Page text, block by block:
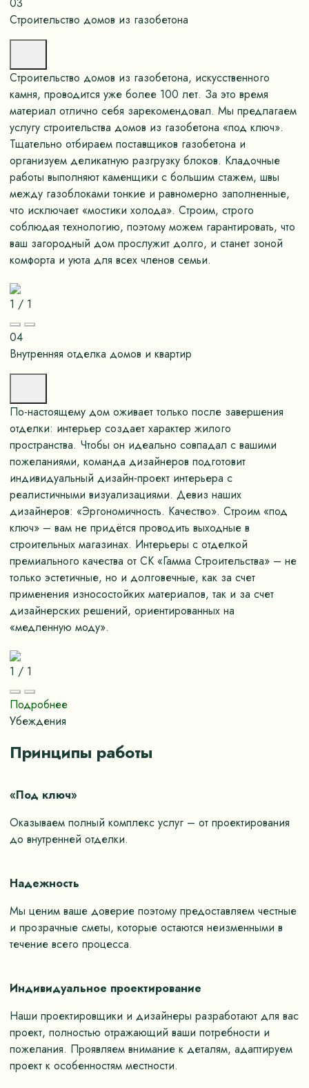
Строительство домов из газобетона
Строительство домов из газобетона, искусственного
камня, проводится уже более 100 лет. За это время
материал отлично себя зарекомендовал. Мы предлагаем
услугу строительства домов из газобетона «под ключ».
Тщательно отбираем поставщиков газобетона и
организуем деликатную разгрузку блоков. Кладочные
работы выполняют каменщики с большим стажем, швы
между газоблоками тонкие и равномерно заполненные,
что исключает «мостики холода». Строим, строго
соблюдая технологию, поэтому можем гарантировать, что
ваш загородный дом прослужит долго, и станет зоной
комфорта и уюта для всех членов семьи.
1 / 1
04
Внутренняя отделка домов и квартир
По-настоящему дом оживает только после завершения
отделки: интерьер создает характер жилого
пространства. Чтобы он идеально совпадал с вашими
пожеланиями, команда дизайнеров подготовит
индивидуальный дизайн-проект интерьера с
реалистичными визуализациями. Девиз наших
дизайнеров: «Эргономичность. Качество». Строим «под
ключ» – вам не придётся проводить выходные в
строительных магазинах. Интерьеры с отделкой
премиального качества от СК «Гамма Строительства» – не
только эстетичные, но и долговечные, как за счет
применения износостойких материалов, так и за счет
дизайнерских решений, ориентированных на
«медленную моду».
1 / 1
Подробнее
Убеждения
Принципы работы
«Под ключ»
Оказываем полный комплекс услуг – от проектирования
до внутренней отделки.
Надежность
Мы ценим ваше доверие поэтому предоставляем честные
и прозрачные сметы, которые остаются неизменными в
течение всего процесса.
Индивидуальное проектирование
Наши проектировщики и дизайнеры разработают для вас
проект, полностью отражающий ваши потребности и
пожелания. Проявляем внимание к деталям, адаптируем
проект к особенностям местности.